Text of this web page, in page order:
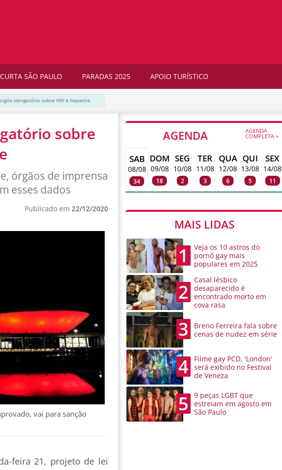
CURTA SÃO PAULO PARADAS 2025 APOIO TURÍSTICO
obrigatório sobre HIV e hepatite
sobre
órgãos de imprensa
esses dados
Publicado em 22/12/2020
vai para sanção
feira 21, projeto de lei
AGENDA AGENDA
COMPLETA >
SAB
08/08
34
DOM
09/08
18
SEG
10/08
2
TER
11/08
3
QUA
12/08
6
QUI
13/08
5
SEX
14/08
11
MAIS LIDAS
1
Veja os 10 astros do
pornô gay mais
populares em 2025
2
Casal lésbico
desaparecido é
encontrado morto em
cova rasa
3
Breno Ferreira fala sobre
cenas de nudez em série
4
Filme gay PCD, 'London'
será exibido no Festival
de Veneza
5
9 peças LGBT que
estreiam em agosto em
São Paulo